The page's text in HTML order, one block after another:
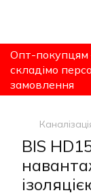
Опт-покупцям
складімо
замовлення
BIS